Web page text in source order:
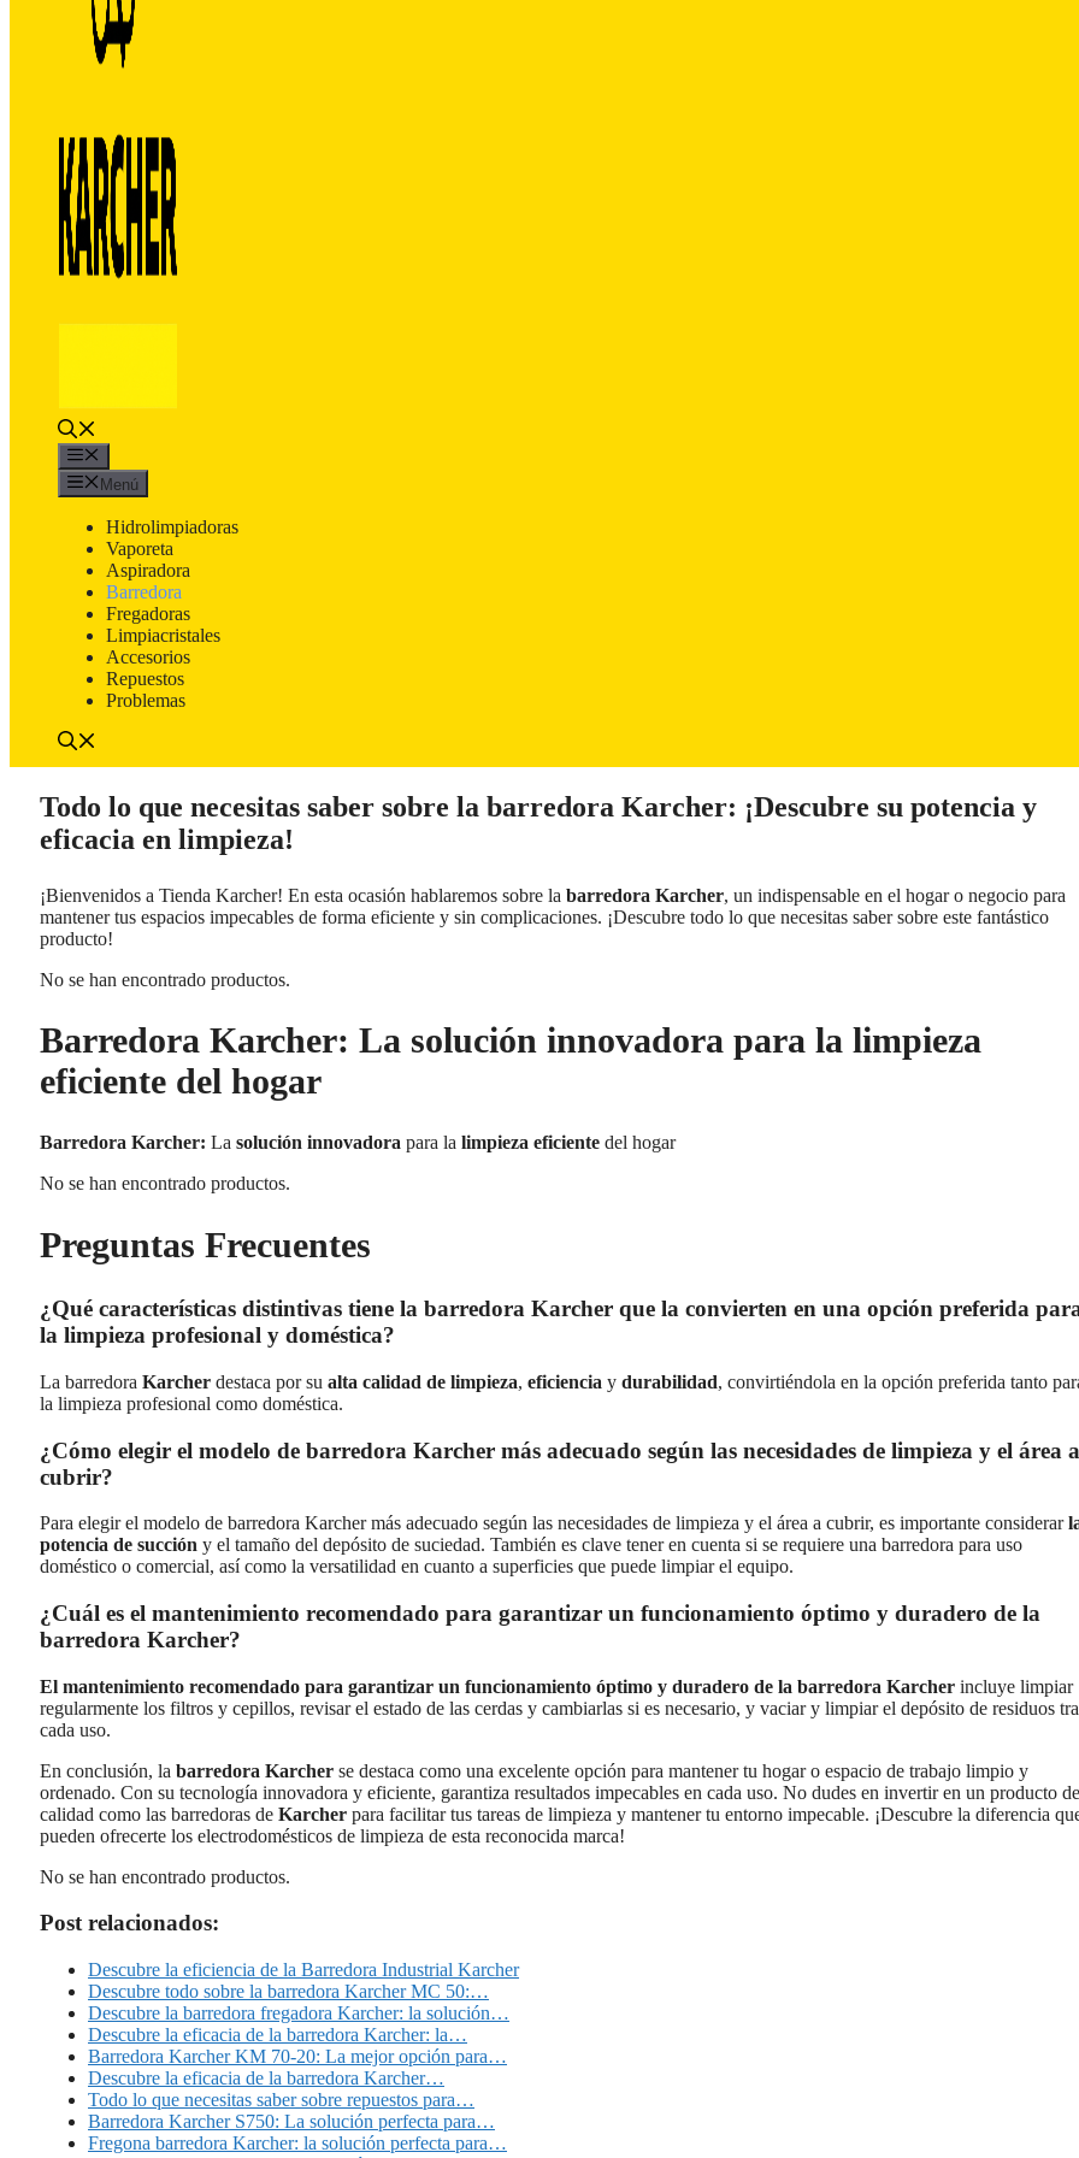
Menú
Hidrolimpiadoras
Vaporeta
Aspiradora
Barredora
Fregadoras
Limpiacristales
Accesorios
Repuestos
Problemas
Todo lo que necesitas saber sobre la barredora Karcher: ¡Descubre su potencia y
eficacia en limpieza!
¡Bienvenidos a Tienda Karcher! En esta ocasión hablaremos sobre la barredora Karcher, un indispensable en el hogar o negocio para
mantener tus espacios impecables de forma eficiente y sin complicaciones. ¡Descubre todo lo que necesitas saber sobre este fantástico
producto!
No se han encontrado productos.
Barredora Karcher: La solución innovadora para la limpieza
eficiente del hogar
Barredora Karcher: La solución innovadora para la limpieza eficiente del hogar
No se han encontrado productos.
Preguntas Frecuentes
¿Qué características distintivas tiene la barredora Karcher que la convierten en una opción preferida
la limpieza profesional y doméstica?
La barredora Karcher destaca por su alta calidad de limpieza, eficiencia y durabilidad, convirtiéndola en la opción preferida tanto
la limpieza profesional como doméstica.
¿Cómo elegir el modelo de barredora Karcher más adecuado según las necesidades de limpieza y el área a
cubrir?
Para elegir el modelo de barredora Karcher más adecuado según las necesidades de limpieza y el área a cubrir, es importante considerar
potencia de succión y el tamaño del depósito de suciedad. También es clave tener en cuenta si se requiere una barredora para uso
doméstico o comercial, así como la versatilidad en cuanto a superficies que puede limpiar el equipo.
¿Cuál es el mantenimiento recomendado para garantizar un funcionamiento óptimo y duradero de la
barredora Karcher?
El mantenimiento recomendado para garantizar un funcionamiento óptimo y duradero de la barredora Karcher incluye limpiar
regularmente los filtros y cepillos, revisar el estado de las cerdas y cambiarlas si es necesario, y vaciar y limpiar el depósito de residuos
cada uso.
En conclusión, la barredora Karcher se destaca como una excelente opción para mantener tu hogar o espacio de trabajo limpio y
ordenado. Con su tecnología innovadora y eficiente, garantiza resultados impecables en cada uso. No dudes en invertir en un producto de
calidad como las barredoras de Karcher para facilitar tus tareas de limpieza y mantener tu entorno impecable. ¡Descubre la diferencia
pueden ofrecerte los electrodomésticos de limpieza de esta reconocida marca!
No se han encontrado productos.
Post relacionados:
Descubre la eficiencia de la Barredora Industrial Karcher
Descubre todo sobre la barredora Karcher MC 50:…
Descubre la barredora fregadora Karcher: la solución…
Descubre la eficacia de la barredora Karcher: la…
Barredora Karcher KM 70-20: La mejor opción para…
Descubre la eficacia de la barredora Karcher…
Todo lo que necesitas saber sobre repuestos para…
Barredora Karcher S750: La solución perfecta para…
Fregona barredora Karcher: la solución perfecta para…